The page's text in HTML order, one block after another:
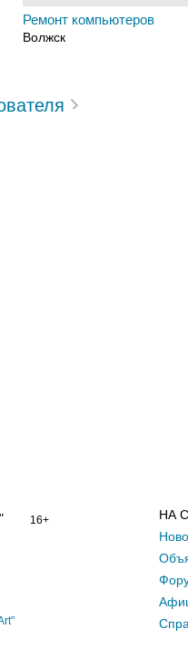
Ремонт компьютеров
Волжск
16+
НА